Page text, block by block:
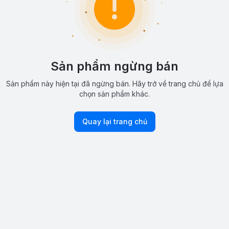
Sản phẩm ngừng bán
Sản phẩm này hiện tại đã ngừng bán. Hãy trở về trang chủ để lựa
chọn sản phẩm khác.
Quay lại trang chủ